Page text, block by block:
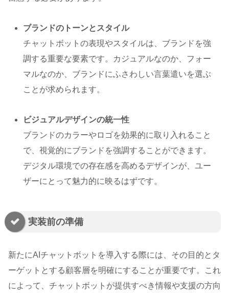
ブランドのトーンとスタイル
チャットボットの表現やスタイルは、ブランドを強
調する重要な要素です。カジュアルなのか、フォー
マルなのか、ブランドにふさわしい言葉遣いを選ぶ
ことが求められます。
ビジュアルデザインの統一性
ブランドのカラーやロゴを効果的に取り入れること
で、視覚的にブランドを強調することができます。
デジタル環境での存在感を高めるデザインが、ユー
ザーにとって魅力的に映るはずです。
実装前の準備
新たにAIチャットボットを導入する際には、その目的とタ
ーゲットとする顧客層を明確にすることが重要です。これ
によって、チャットボットが提供すべき情報や支援の方向